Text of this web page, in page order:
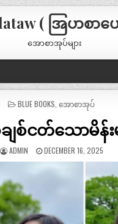
( အြပာစာပ
အောစာအုပ်များ
POSTED
BLUE BOOKS အောစာအုပ်
ျစ်ငတ်သောမိန်း
ADMIN DECEMBER 16, 2025